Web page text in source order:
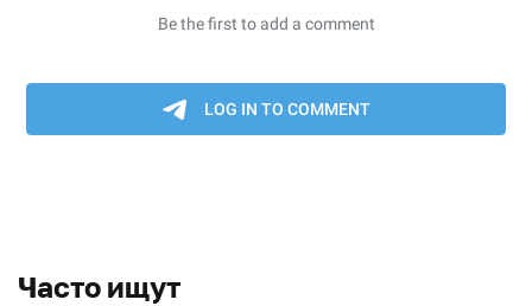
Часто ищут